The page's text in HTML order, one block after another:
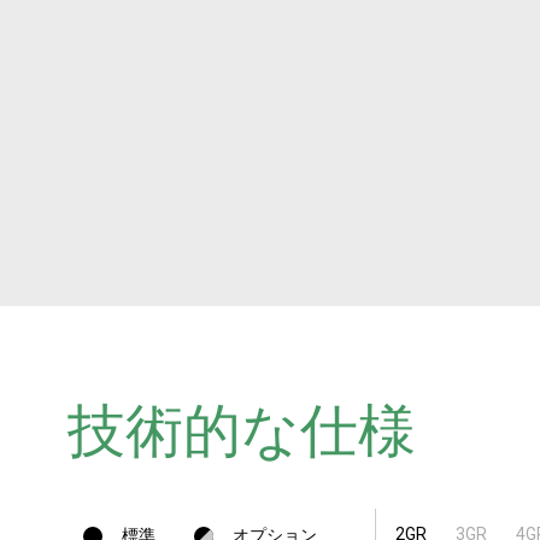
技術的な仕様
標準 オプション 2GR 3GR